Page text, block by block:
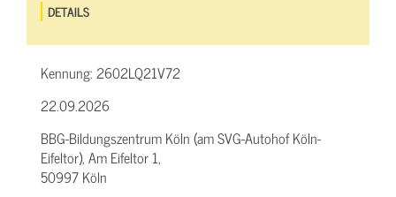
DETAILS
Kennung:2602LQ21V72
22.09.2026
BBG-Bildungszentrum Köln (am SVG-Autohof Köln-
Eifeltor), Am Eifeltor 1,
50997 Köln